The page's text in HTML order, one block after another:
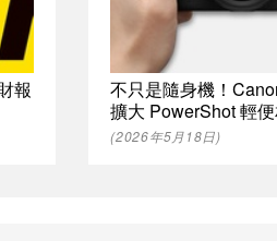
報
不只是隨身機！
擴大 PowerShot 輕
(2026年5月18日)